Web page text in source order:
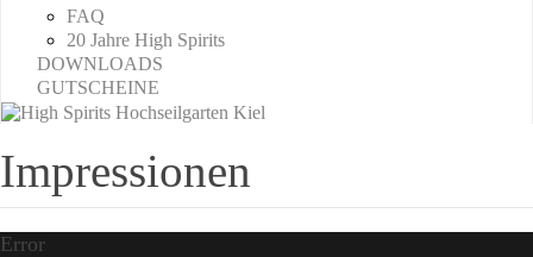
FAQ
20 Jahre High Spirits
DOWNLOADS
GUTSCHEINE
Impressionen
Error